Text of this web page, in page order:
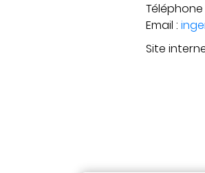
Téléphone
Email :
Site